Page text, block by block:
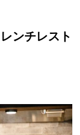
ンチレスト